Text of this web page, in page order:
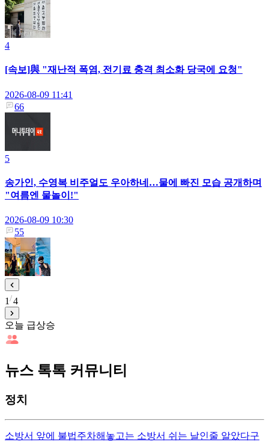
4
[속보]與 "재난적 폭염, 전기료 충격 최소화 당국에 요청"
2026-08-09 11:41
66
5
송가인, 수영복 비주얼도 우아하네…물에 빠진 모습 공개하며
"여름엔 물놀이!"
2026-08-09 10:30
55
1 4
오늘 급상승
뉴스 톡톡 커뮤니티
정치
소방서 앞에 불법주차해놓고는 소방서 쉬는 날인줄 알았다구